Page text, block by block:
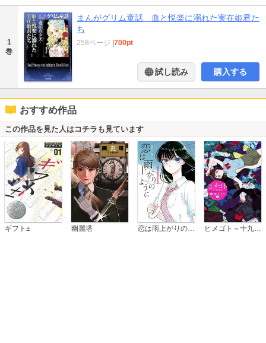
1
巻
まんがグリム童話 血と悦楽に溺れた実在姫君た
ち
258ページ 700pt
試し読み 購入する
おすすめ作品
この作品を見た人はコチラも見ています
ギフト± 幽麗塔 恋は雨上がりのように ヒメゴト～十九歳の制服～